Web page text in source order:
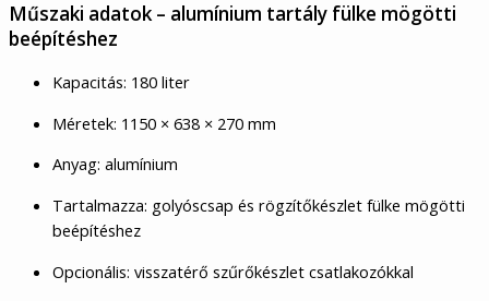
Műszaki adatok – alumínium tartály fülke mögötti
beépítéshez
Kapacitás: 180 liter
Méretek: 1150 × 638 × 270 mm
Anyag: alumínium
Tartalmazza: golyóscsap és rögzítőkészlet fülke mögötti
beépítéshez
Opcionális: visszatérő szűrőkészlet csatlakozókkal